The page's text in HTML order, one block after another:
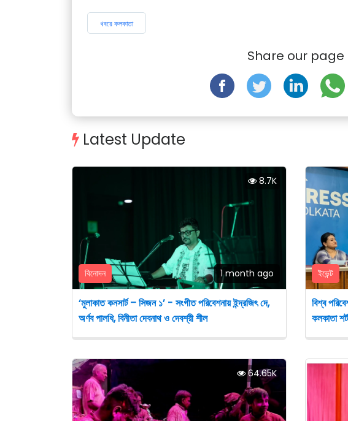
খবরে কলকাতা
Share our page
Latest Update
8.7K
বিনোদন 1 month ago
‘মুলাকাত কনসার্ট – সিজন ১’ - সংগীত পরিবেশনায় ইন্দ্রজিৎ দে,
অর্ণব পালধি, বিনীতা দেবনাথ ও দেবশ্রী শীল
ইভেন্ট
বিশ্ব
কলকাতা
64.65K